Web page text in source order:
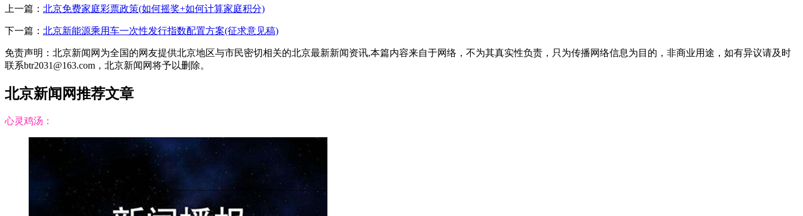
上一篇： 北京免费家庭彩票政策(如何摇奖+如何计算家庭积分)
下一篇： 北京新能源乘用车一次性发行指数配置方案(征求意见稿)
免责声明：北京新闻网为全国的网友提供北京地区与市民密切相关的北京最新新闻资讯,本篇内容来自于网络，不为其真实性负责，只为传播网络信息为目的，非商业用途，如有异议请及时
联系btr2031@163.com，北京新闻网将予以删除。
北京新闻网推荐文章
心灵鸡汤：